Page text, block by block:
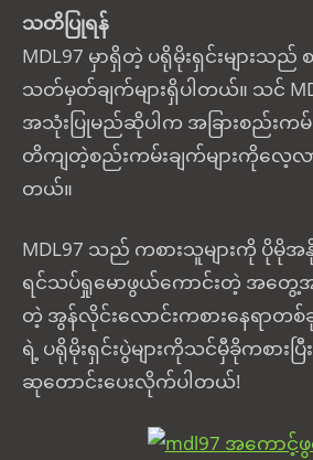
သတိပြုရန်
MDL97 မှာရှိတဲ့ ပရိုမိုးရှင်းများသည်
သတ်မှတ်ချက်များရှိပါတယ်။ သင်
အသုံးပြုမည်ဆိုပါက အခြားစည်းကမ်
တိကျတဲ့စည်းကမ်းချက်များကိုလေ့
တယ်။
MDL97 သည် ကစားသူများကို ပိုမိုအ
ရင်သပ်ရှုမောဖွယ်ကောင်းတဲ့ အတွေ့အ
တဲ့ အွန်လိုင်းလောင်းကစားနေရာတစ်
ရဲ့ ပရိုမိုးရှင်းပွဲများကိုသင်မှီခိုကစားပ
ဆုတောင်းပေးလိုက်ပါတယ်!